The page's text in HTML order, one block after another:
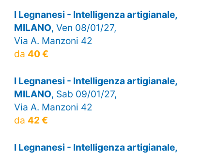
I Legnanesi - Intelligenza artigianale,
MILANO, Ven 08/01/27,
Via A. Manzoni 42
da 40 €
I Legnanesi - Intelligenza artigianale,
MILANO, Sab 09/01/27,
Via A. Manzoni 42
da 42 €
I Legnanesi - Intelligenza artigianale,